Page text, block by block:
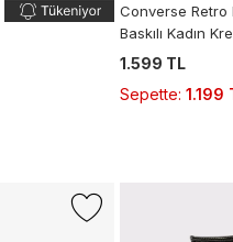
Converse Retro
Baskılı Kadın
1.599 TL
Sepette: 1.199